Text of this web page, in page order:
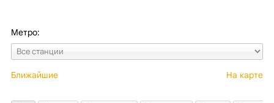
Метро:
На карте
Ближайшие